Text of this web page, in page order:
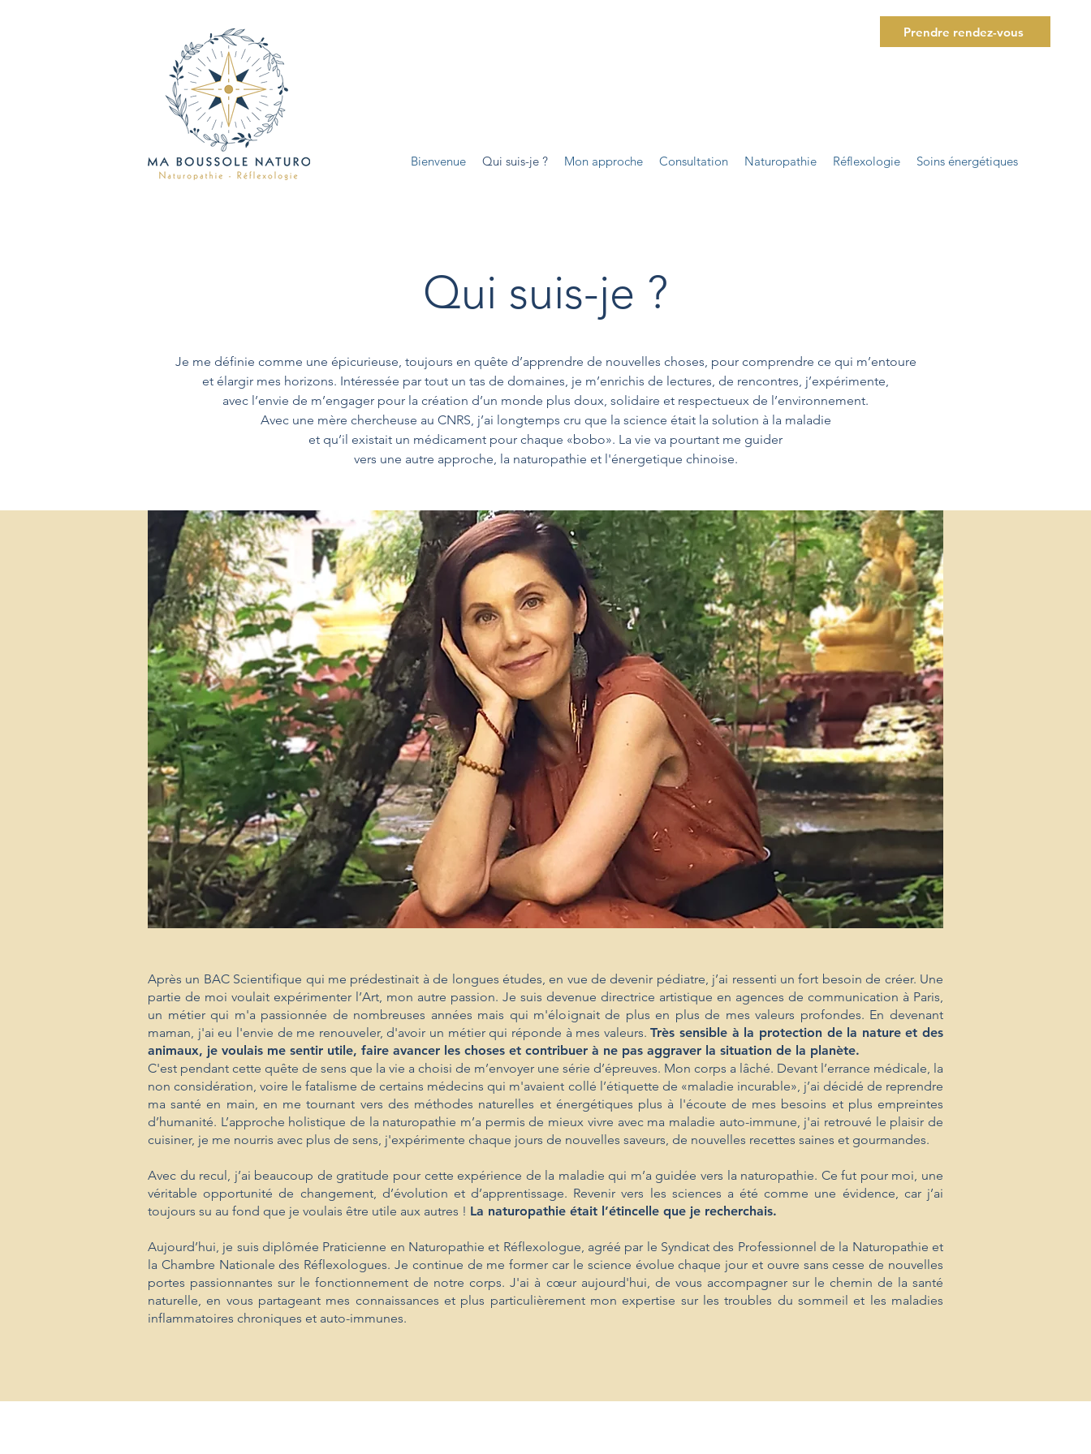
Prendre rendez-vous
Bienvenue Qui suis-je ? Mon approche Consultation Naturopathie Réflexologie Soins énergétiques
Qui suis-je ?
Je me définie comme une épicurieuse, toujours en quête d’apprendre de nouvelles choses, pour comprendre ce qui m’entoure
et élargir mes horizons. Intéressée par tout un tas de domaines, je m’enrichis de lectures, de rencontres, j’expérimente,
avec l’envie de m’engager pour la création d’un monde plus doux, solidaire et respectueux de l’environnement.
Avec une mère chercheuse au CNRS, j’ai longtemps cru que la science était la solution à la maladie
et qu’il existait un médicament pour chaque «bobo». La vie va pourtant me guider
vers une autre approche, la naturopathie et l'énergetique chinoise.
Après un BAC Scientifique qui me prédestinait à de longues études, en vue de devenir pédiatre, j’ai ressenti un fort besoin de créer. Une
partie de moi voulait expérimenter l’Art, mon autre passion. Je suis devenue directrice artistique en agences de communication à Paris,
un métier qui m'a passionnée de nombreuses années mais qui m'éloignait de plus en plus de mes valeurs profondes. En devenant
maman, j'ai eu l'envie de me renouveler, d'avoir un métier qui réponde à mes valeurs.Très sensible à la protection de la nature et des
animaux, je voulais me sentir utile, faire avancer les choses et contribuer à ne pas aggraver la situation de la planète.
C'est pendant cette quête de sens que la vie a choisi de m’envoyer une série d’épreuves. Mon corps a lâché. Devant l’errance médicale, la
non considération, voire le fatalisme de certains médecins qui m'avaient collé l’étiquette de «maladie incurable», j’ai décidé de reprendre
ma santé en main, en me tournant vers des méthodes naturelles et énergétiques plus à l'écoute de mes besoins et plus empreintes
d’humanité. L’approche holistique de la naturopathie m’a permis de mieux vivre avec ma maladie auto-immune, j'ai retrouvé le plaisir de
cuisiner, je me nourris avec plus de sens, j'expérimente chaque jours de nouvelles saveurs, de nouvelles recettes saines et gourmandes.
Avec du recul, j’ai beaucoup de gratitude pour cette expérience de la maladie qui m’a guidée vers la naturopathie. Ce fut pour moi, une
véritable opportunité de changement, d’évolution et d’apprentissage. Revenir vers les sciences a été comme une évidence, car j’ai
toujours su au fond que je voulais être utile aux autres ! La naturopathie était l’étincelle que je recherchais.
Aujourd’hui, je suis diplômée Praticienne en Naturopathie et Réflexologue, agréé par le Syndicat des Professionnel de la Naturopathie et
la Chambre Nationale des Réflexologues.Je continue de me former car le science évolue chaque jour et ouvre sans cesse de nouvelles
portes passionnantes sur le fonctionnement de notre corps.J'ai à cœur aujourd'hui, de vous accompagner sur le chemin de la santé
naturelle, en vous partageant mes connaissances et plus particulièrement mon expertise sur les troubles du sommeil et les maladies
inflammatoires chroniques et auto-immunes.